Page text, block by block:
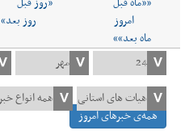
امروز
روز بعد»
ماه بعد»»
همه‌ی خبرهای امروز